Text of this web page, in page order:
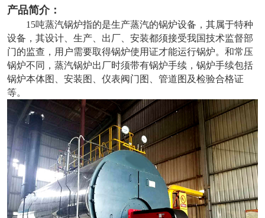
产品简介：
15吨蒸汽锅炉指的是生产蒸汽的锅炉设备，其属于特种
设备，其设计、生产、出厂、安装都须接受我国技术监督部
门的监查，用户需要取得锅炉使用证才能运行锅炉。和常压
锅炉不同，蒸汽锅炉出厂时须带有锅炉手续，锅炉手续包括
锅炉本体图、安装图、仪表阀门图、管道图及检验合格证
等。